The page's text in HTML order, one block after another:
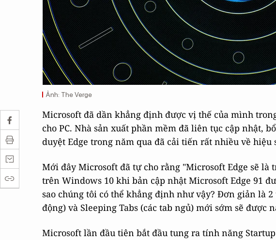
Ảnh: The Verge
Microsoft đã dần khẳng định được vị thế của mình
cho PC. Nhà sản xuất phần mềm đã liên tục cập nhật,
duyệt Edge trong năm qua đã cải tiến rất nhiều về hiệu
Mới đây Microsoft đã tự cho rằng "Microsoft Edge sẽ
trên Windows 10 khi bản cập nhật Microsoft Edge 91
sao chúng tôi có thể khẳng định như vậy? Đơn giản là
động) và Sleeping Tabs (các tab ngủ) mới sớm sẽ được
Microsoft lần đầu tiên bắt đầu tung ra tính năng